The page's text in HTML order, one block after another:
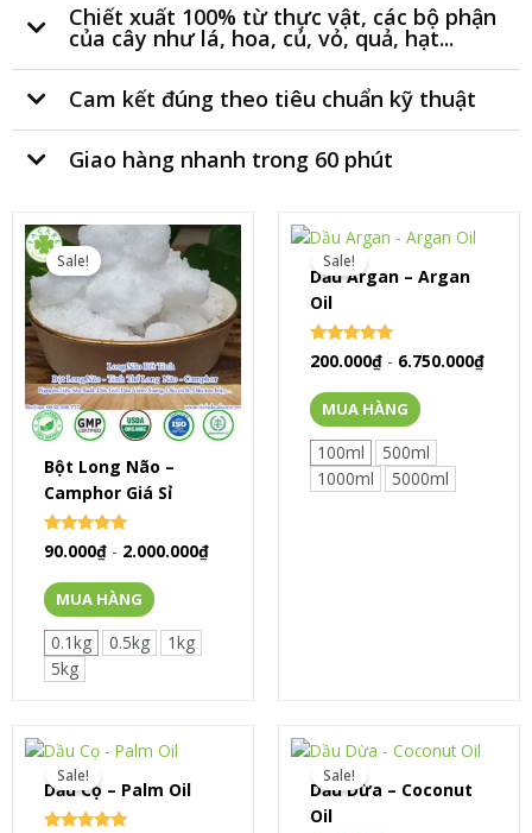
Chiết xuất 100% từ thực vật, các bộ phận
của cây như lá, hoa, củ, vỏ, quả, hạt...
Cam kết đúng theo tiêu chuẩn kỹ thuật
Giao hàng nhanh trong 60 phút
Sale!
Bột Long Não –
Camphor Giá Sỉ
Rated
5.00
90.000₫ - 2.000.000₫
MUA HÀNG
0.1kg 0.5kg
1kg
5kg
Sale!
Dầu Argan – Argan
Oil
Rated
0
200.000₫ - 6.750.000₫
MUA HÀNG
100ml
500ml
1000ml
5000ml
Sale!
Dầu Cọ – Palm Oil
Sale!
Dầu Dừa – Coconut
Oil